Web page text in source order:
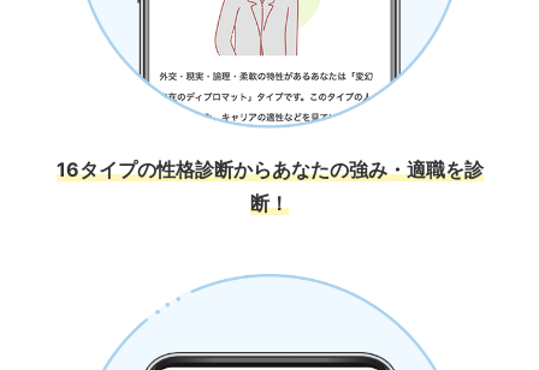
16タイプの性格診断からあなたの強み・適職を診
断！